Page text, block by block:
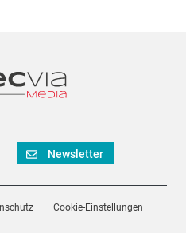
Newsletter
Cookie-Einstellungen